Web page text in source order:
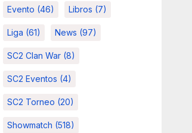
Evento (46) Libros (7)
Liga (61) News (97)
SC2 Clan War(8)
SC2 Eventos (4)
SC2 Torneo (20)
Showmatch (518)